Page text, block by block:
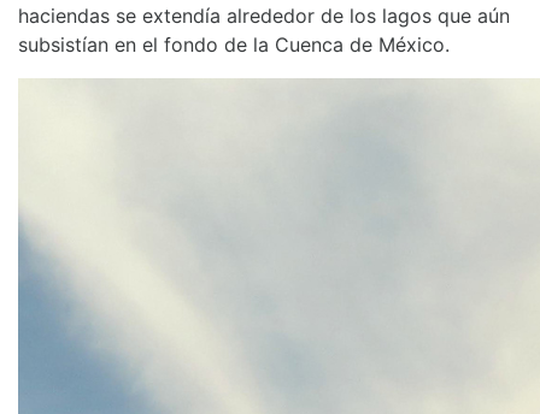
haciendas se extendía alrededor de los lagos que aún
subsistían en el fondo de la Cuenca de México.